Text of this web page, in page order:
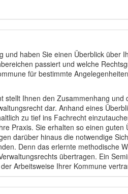
und haben Sie einen Überblick über
passiert und welche
für bestimmte
stellt Ihnen den Zusammenhang und
dar. Anhand eines
zu tief ins Fachrecht
Praxis. Sie erhalten so einen guten
darüber hinaus die notwendige
Denn das erlernte methodische
übertragen. Ein
Arbeitsweise Ihrer Kommune